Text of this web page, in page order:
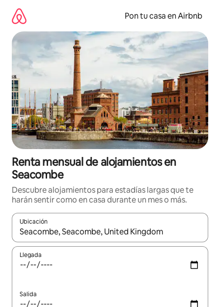
contenido
Pon tu casa en Airbnb
Renta mensual de alojamientos en
Seacombe
Descubre alojamientos para estadías largas que te
harán sentir como en casa durante un mes o más.
Ubicación
Cuando los resultados estén disponibles, navega con las
Llegada
Salida